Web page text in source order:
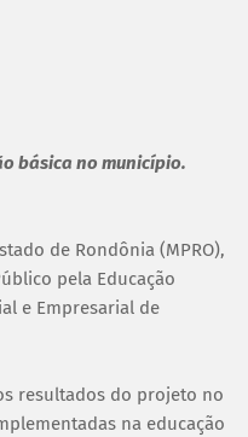
básica no município.
de Rondônia (MPRO),
pela Educação
e Empresarial de
resultados do projeto no
na educação